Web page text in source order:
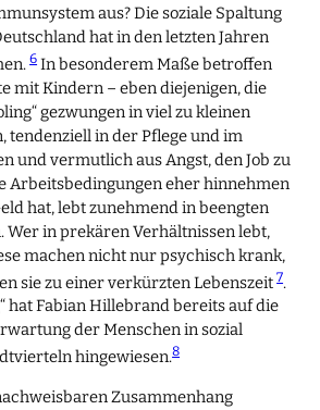
aus? Die soziale Spaltung
hat in den letzten Jahren
6 In besonderem Maße betroffen
mit Kindern – eben diejenigen, die
gezwungen in viel zu kleinen
tendenziell in der Pflege und im
und vermutlich aus Angst, den Job zu
Arbeitsbedingungen eher hinnehmen
hat, lebt zunehmend in beengten
Wer in prekären Verhältnissen lebt,
machen nicht nur psychisch krank,
sie zu einer verkürzten Lebenszeit7.
hat Fabian Hillebrand bereits auf die
der Menschen in sozial
hingewiesen.8
Zusammenhang